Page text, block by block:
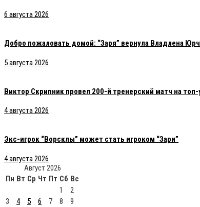
6 августа 2026
Добро пожаловать домой: “Заря” вернула Владлена
5 августа 2026
Виктор Скрипник провел 200-й тренерский матч на
4 августа 2026
Экс-игрок “Ворсклы” может стать игроком “Зари”
4 августа 2026
Август 2026
Пн Вт Ср Чт Пт Сб Вс
1
2
3
4 5 6 7 8
9